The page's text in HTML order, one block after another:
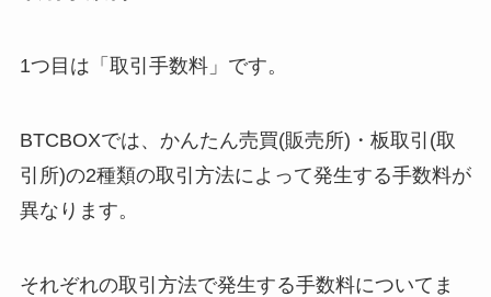
1つ目は「取引手数料」です。
BTCBOXでは、かんたん売買(販売所)・板取引(取
引所)の2種類の取引方法によって発生する手数料が
異なります。
それぞれの取引方法で発生する手数料についてま